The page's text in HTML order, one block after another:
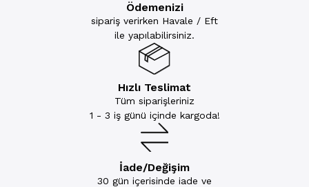
Ödemenizi
sipariş verirken Havale / Eft
ile yapılabilirsiniz.
Hızlı Teslimat
Tüm siparişleriniz
1 - 3 iş günü içinde kargoda!
İade/Değişim
30 gün içerisinde iade ve